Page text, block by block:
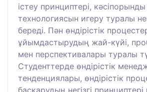
істеу принциптері,
технологиясын игеру туралы
береді. Пән өндірістік
ұйымдастырудың жай-күйі,
мен перспективалары туралы
Студенттерде өндірістік
тенденциялары, өндірістік
басқарудың негізгі принциптері